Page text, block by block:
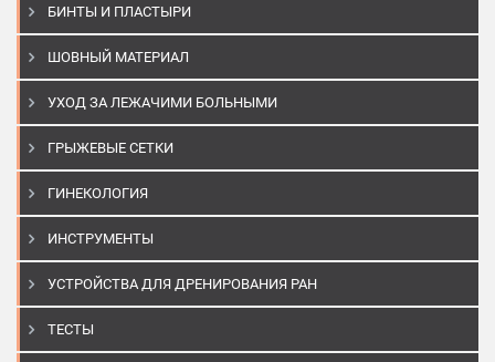
БИНТЫ И ПЛАСТЫРИ
ШОВНЫЙ МАТЕРИАЛ
УХОД ЗА ЛЕЖАЧИМИ БОЛЬНЫМИ
ГРЫЖЕВЫЕ СЕТКИ
ГИНЕКОЛОГИЯ
ИНСТРУМЕНТЫ
УСТРОЙСТВА ДЛЯ ДРЕНИРОВАНИЯ РАН
ТЕСТЫ